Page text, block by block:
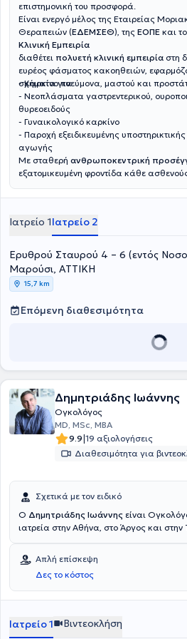
επιστημονική του προσφορά.
Είναι ενεργό μέλος της Εταιρείας
Θεραπειών (ΕΔΕΜΣΕΘ), της ΕΟΠΕ και
Κλινική Εμπειρία
διαθέτει πολυετή κλινική εμπειρία στη
ευρέος φάσματος κακοηθειών,
σχήματα για:
- Καρκίνο πνεύμονα, μαστού και
- Νεοπλάσματα γαστρεντερικού,
θυρεοειδούς
- Γυναικολογικό καρκίνο
- Παροχή εξειδικευμένης
αγωγής
Με σταθερή ανθρωποκεντρική
εξατομικευμένη φροντίδα κάθε
οικογενειών τους, διασφαλίζοντας τη
Ιατρείο 1Ιατρείο 2
Ερυθρού Σταυρού 4 – 6 (εντός
Μαρούσι, ΑΤΤΙΚΗ
15,7 km
Επόμενη διαθεσιμότητα
Δημητριάδης Ιωάννης
Ογκολόγος
MD, MSc, MBA
9.9|19 αξιολογήσεις
Διαθεσιμότητα για
Σχετικά με τον ειδικό
Ο Δημητριάδης Ιωάννης είναι
ιατρεία στην Αθήνα, στο Άργος και στην
Πατρών και ειδικεύτηκε στην
του Γενικού Νοσοκομείου Άργους. Στη
Αιματολογία, στο Αιματολογικό Τμήμα
Αθηνών "Αλεξάνδρα" και στην
στην Ογκολογική - Αιματολογική
Κλινικής του Γενικού Νοσοκομείου
Απλή επίσκεψη
Δες το κόστος
Ιατρείο 1 Βιντεοκλήση